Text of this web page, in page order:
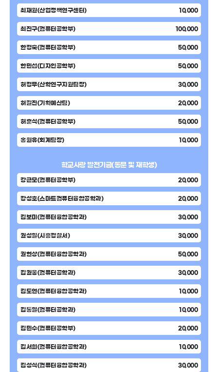
최재원(산업정책연구센터) 10,000
최진구(컴퓨터공학부) 100,000
한경숙(컴퓨터공학부) 50,000
한민섭(디자인공학부) 50,000
허경무(산학연구지원팀장) 30,000
허길진(기획예산팀) 20,000
허훈식(컴퓨터공학부) 50,000
홍원유(회계팀장) 10,000
학교사랑 발전기금(동문 및 재학생)
강근모(컴퓨터공학부) 20,000
강성호(스마트컴퓨터융합공학과) 20,000
김보미(컴퓨터융합공학과) 30,000
권성일(시흥경찰서) 30,000
권현상(컴퓨터융합공학과) 50,000
김권웅(컴퓨터공학과) 30,000
김도연(컴퓨터융합공학과) 10,000
김동열(컴퓨터공학과) 10,000
김민수(컴퓨터공학부) 20,000
김서희(컴퓨터융합공학과) 10,000
김성식(컴퓨터융합공학과) 30,000